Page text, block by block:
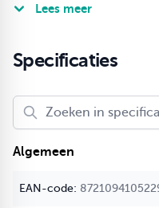
Bij twijfel ben je van harte
Lees meer
Specificaties
Algemeen